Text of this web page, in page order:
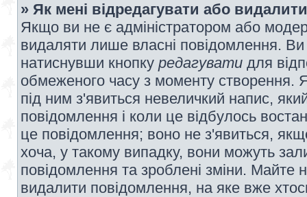
» Як мені відредагувати або
Якщо ви не є адміністратором або
видаляти лише власні повідомлення.
натиснувши кнопку редагувати для
обмеженого часу з моменту створення.
під ним з'явиться невеличкий напис,
повідомлення і коли це відбулось
це повідомлення; воно не з'явиться,
хоча, у такому випадку, вони можуть
повідомлення та зроблені зміни. Майте
видалити повідомлення, на яке вже